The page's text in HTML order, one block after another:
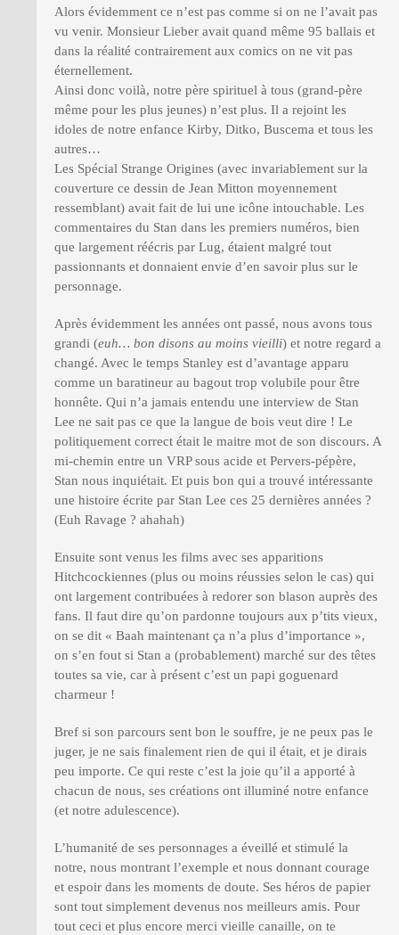
Alors évidemment ce n’est pas comme si on ne l’avait pas
vu venir. Monsieur Lieber avait quand même 95 ballais et
dans la réalité contrairement aux comics on ne vit pas
éternellement.
Ainsi donc voilà, notre père spirituel à tous (grand-père
même pour les plus jeunes) n’est plus. Il a rejoint les
idoles de notre enfance Kirby, Ditko, Buscema et tous les
autres…
Les Spécial Strange Origines (avec invariablement sur la
couverture ce dessin de Jean Mitton moyennement
ressemblant) avait fait de lui une icône intouchable. Les
commentaires du Stan dans les premiers numéros, bien
que largement réécris par Lug, étaient malgré tout
passionnants et donnaient envie d’en savoir plus sur le
personnage.
Après évidemment les années ont passé, nous avons tous
grandi (euh… bon disons au moins vieilli) et notre regard a
changé. Avec le temps Stanley est d’avantage apparu
comme un baratineur au bagout trop volubile pour être
honnête. Qui n’a jamais entendu une interview de Stan
Lee ne sait pas ce que la langue de bois veut dire ! Le
politiquement correct était le maitre mot de son discours. A
mi-chemin entre un VRP sous acide et Pervers-pépère,
Stan nous inquiétait. Et puis bon qui a trouvé intéressante
une histoire écrite par Stan Lee ces 25 dernières années ?
(Euh Ravage ? ahahah)
Ensuite sont venus les films avec ses apparitions
Hitchcockiennes (plus ou moins réussies selon le cas) qui
ont largement contribuées à redorer son blason auprès des
fans. Il faut dire qu’on pardonne toujours aux p’tits vieux,
on se dit « Baah maintenant ça n’a plus d’importance »,
on s’en fout si Stan a (probablement) marché sur des têtes
toutes sa vie, car à présent c’est un papi goguenard
charmeur !
Bref si son parcours sent bon le souffre, je ne peux pas le
juger, je ne sais finalement rien de qui il était, et je dirais
peu importe. Ce qui reste c’est la joie qu’il a apporté à
chacun de nous, ses créations ont illuminé notre enfance
(et notre adulescence).
L’humanité de ses personnages a éveillé et stimulé la
notre, nous montrant l’exemple et nous donnant courage
et espoir dans les moments de doute. Ses héros de papier
sont tout simplement devenus nos meilleurs amis. Pour
tout ceci et plus encore merci vieille canaille, on te